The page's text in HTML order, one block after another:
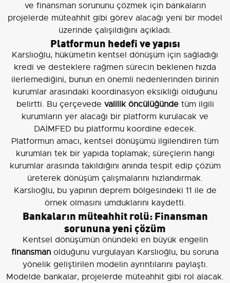
ve finansman sorununu çözmek için bankaların
projelerde müteahhit gibi görev alacağı yeni bir model
üzerinde çalışıldığını açıkladı.
Platformun hedefi ve yapısı
Karslıoğlu, hükümetin kentsel dönüşüm için sağladığı
kredi ve desteklere rağmen sürecin beklenen hızda
ilerlemediğini, bunun en önemli nedenlerinden birinin
kurumlar arasındaki koordinasyon eksikliği olduğunu
belirtti. Bu çerçevede valilik öncülüğündetüm ilgili
kurumların yer alacağı bir platform kurulacak ve
DAİMFED bu platformu koordine edecek.
Platformun amacı, kentsel dönüşümü ilgilendiren tüm
kurumları tek bir yapıda toplamak; süreçlerin hangi
kurumlar arasında takıldığını anında tespit edip çözüm
üreterek dönüşüm çalışmalarını hızlandırmak.
Karslıoğlu, bu yapının deprem bölgesindeki 11 ile de
örnek olmasını umduklarını kaydetti.
Bankaların müteahhit rolü: Finansman
sorununa yeni çözüm
Kentsel dönüşümün önündeki en büyük engelin
finansman olduğunu vurgulayan Karslıoğlu, bu soruna
yönelik geliştirilen modelin ayrıntılarını paylaştı.
Modelde bankalar, projelerde müteahhit gibi rol alacak.